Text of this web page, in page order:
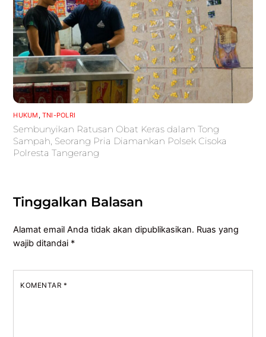
HUKUM TNI-POLRI
Sembunyikan Ratusan Obat Keras dalam Tong
Sampah, Seorang Pria Diamankan Polsek Cisoka
Polresta Tangerang
Tinggalkan Balasan
Alamat email Anda tidak akan dipublikasikan. Ruas yang
wajib ditandai *
KOMENTAR *